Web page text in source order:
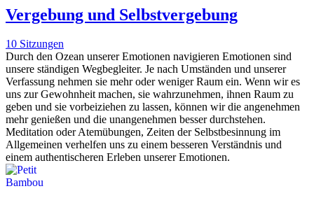
Vergebung und Selbstvergebung
10 Sitzungen
Durch den Ozean unserer Emotionen navigieren Emotionen sind
unsere ständigen Wegbegleiter. Je nach Umständen und unserer
Verfassung nehmen sie mehr oder weniger Raum ein. Wenn wir es
uns zur Gewohnheit machen, sie wahrzunehmen, ihnen Raum zu
geben und sie vorbeiziehen zu lassen, können wir die angenehmen
mehr genießen und die unangenehmen besser durchstehen.
Meditation oder Atemübungen, Zeiten der Selbstbesinnung im
Allgemeinen verhelfen uns zu einem besseren Verständnis und
einem authentischeren Erleben unserer Emotionen.